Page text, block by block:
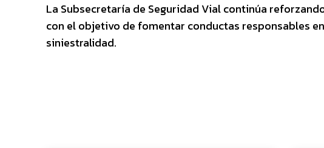
La Subsecretaría de Seguridad Vial continúa
con el objetivo de fomentar conductas responsables
siniestralidad.